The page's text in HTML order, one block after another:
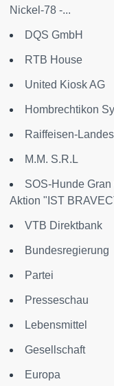
Nickel-78 -...
DQS GmbH
RTB House
United Kiosk AG
Hombrechtikon
Raiffeisen-
M.M. S.R.L
SOS-Hunde
Aktion "IST
VTB Direktbank
Bundesregierung
Partei
Presseschau
Lebensmittel
Gesellschaft
Europa